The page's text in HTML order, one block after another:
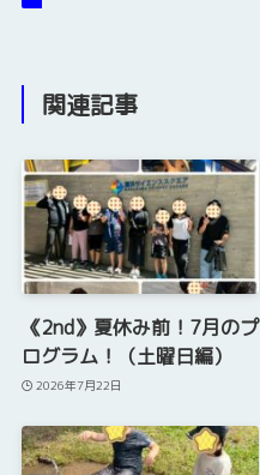
関連記事
《2nd》夏休み前！7月のプ
ログラム！（土曜日編）
2026年7月22日